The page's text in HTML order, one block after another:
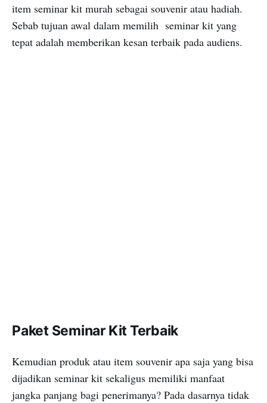
item seminar kit murah sebagai souvenir atau hadiah.
Sebab tujuan awal dalam memilih seminar kit yang
tepat adalah memberikan kesan terbaik pada audiens.
Paket Seminar Kit Terbaik
Kemudian produk atau item souvenir apa saja yang bisa
dijadikan seminar kit sekaligus memiliki manfaat
jangka panjang bagi penerimanya? Pada dasarnya tidak